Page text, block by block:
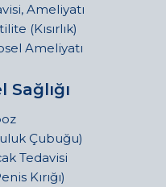
Ameliyatı
(Kısırlık)
Ameliyatı
Sağlığı
Çubuğu)
Tedavisi
Kırığı)